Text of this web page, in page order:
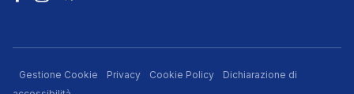
Gestione Cookie Privacy Cookie Policy
Dichiarazione di